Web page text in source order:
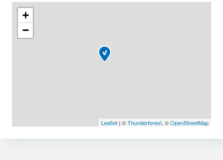
+
−
Leaflet | ©Thunderforest, ©OpenStreetMap